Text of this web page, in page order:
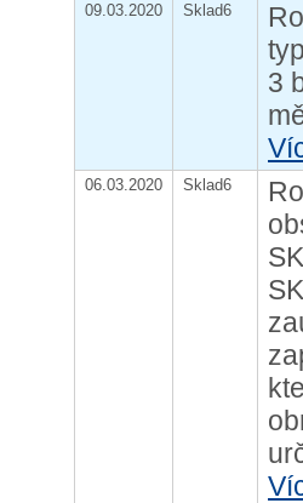
09.03.2020 Sklad6
3
06.03.2020 Sklad6